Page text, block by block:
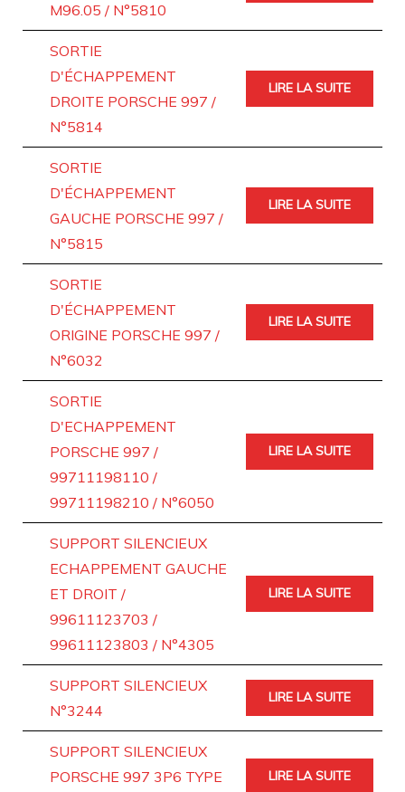
M96.05 / N°5810
SORTIE
D'ÉCHAPPEMENT
DROITE PORSCHE 997 /
N°5814
LIRE LA SUITE
SORTIE
D'ÉCHAPPEMENT
GAUCHE PORSCHE 997 /
N°5815
LIRE LA SUITE
SORTIE
D'ÉCHAPPEMENT
ORIGINE PORSCHE 997 /
N°6032
LIRE LA SUITE
SORTIE
D'ECHAPPEMENT
PORSCHE 997 /
99711198110 /
99711198210 / N°6050
LIRE LA SUITE
SUPPORT SILENCIEUX
ECHAPPEMENT GAUCHE
ET DROIT /
99611123703 /
99611123803 / N°4305
LIRE LA SUITE
SUPPORT SILENCIEUX
N°3244
LIRE LA SUITE
SUPPORT SILENCIEUX
PORSCHE 997 3P6 TYPE
LIRE LA SUITE